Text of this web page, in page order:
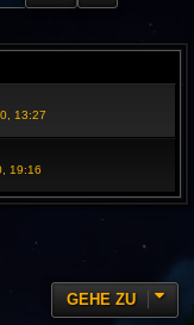
13:27
19:16
GEHE ZU